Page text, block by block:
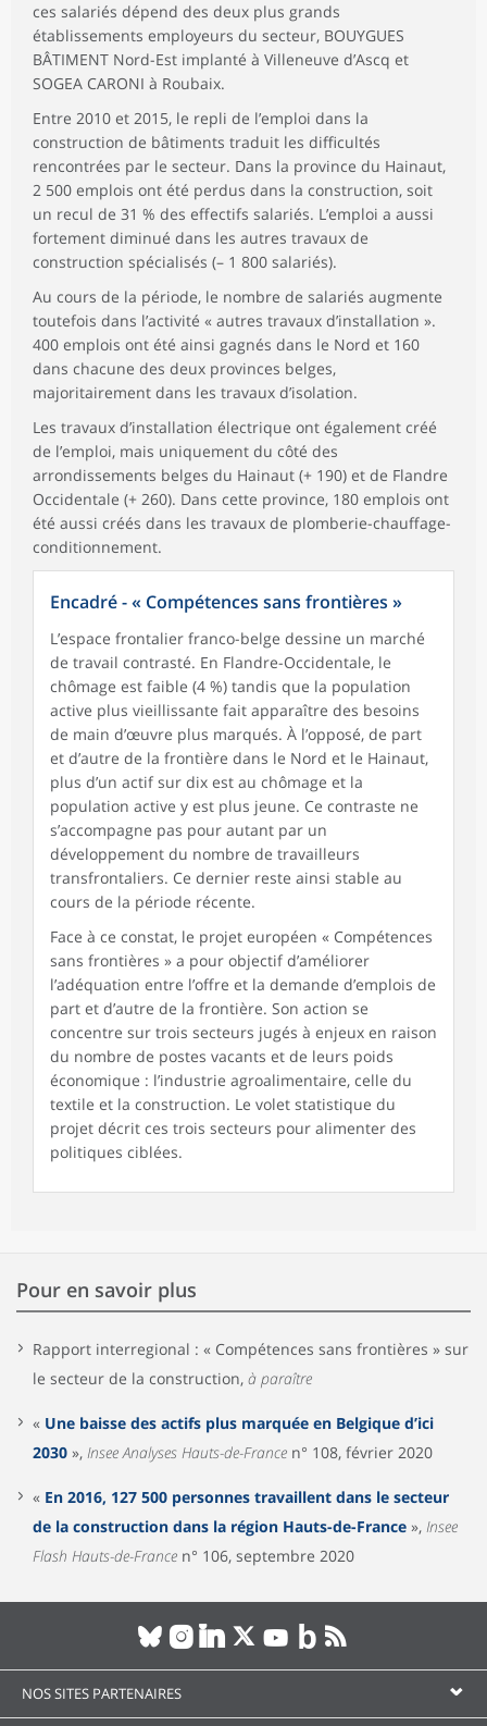
ces salariés dépend des deux plus grands
établissements employeurs du secteur, BOUYGUES
BÂTIMENT Nord-Est implanté à Villeneuve d’Ascq et
SOGEA CARONI à Roubaix.
Entre 2010 et 2015, le repli de l’emploi dans la
construction de bâtiments traduit les difficultés
rencontrées par le secteur. Dans la province du Hainaut,
2 500 emplois ont été perdus dans la construction, soit
un recul de 31 % des effectifs salariés. L’emploi a aussi
fortement diminué dans les autres travaux de
construction spécialisés (– 1 800 salariés).
Au cours de la période, le nombre de salariés augmente
toutefois dans l’activité « autres travaux d’installation ».
400 emplois ont été ainsi gagnés dans le Nord et 160
dans chacune des deux provinces belges,
majoritairement dans les travaux d’isolation.
Les travaux d’installation électrique ont également créé
de l’emploi, mais uniquement du côté des
arrondissements belges du Hainaut (+ 190) et de Flandre
Occidentale (+ 260). Dans cette province, 180 emplois ont
été aussi créés dans les travaux de plomberie-chauffage-
conditionnement.
Encadré - « Compétences sans frontières »
L’espace frontalier franco-belge dessine un marché
de travail contrasté. En Flandre-Occidentale, le
chômage est faible (4 %) tandis que la population
active plus vieillissante fait apparaître des besoins
de main d’œuvre plus marqués. À l’opposé, de part
et d’autre de la frontière dans le Nord et le Hainaut,
plus d’un actif sur dix est au chômage et la
population active y est plus jeune. Ce contraste ne
s’accompagne pas pour autant par un
développement du nombre de travailleurs
transfrontaliers. Ce dernier reste ainsi stable au
cours de la période récente.
Face à ce constat, le projet européen « Compétences
sans frontières » a pour objectif d’améliorer
l’adéquation entre l’offre et la demande d’emplois de
part et d’autre de la frontière. Son action se
concentre sur trois secteurs jugés à enjeux en raison
du nombre de postes vacants et de leurs poids
économique : l’industrie agroalimentaire, celle du
textile et la construction. Le volet statistique du
projet décrit ces trois secteurs pour alimenter des
politiques ciblées.
Pour en savoir plus
Rapport interregional : « Compétences sans frontières » sur
le secteur de la construction, à paraître
« Une baisse des actifs plus marquée en Belgique d’ici
2030 », Insee Analyses Hauts-de-France n° 108, février 2020
« En 2016, 127 500 personnes travaillent dans le secteur
de la construction dans la région Hauts-de-France », Insee
Flash Hauts-de-France n° 106, septembre 2020
NOS SITES PARTENAIRES